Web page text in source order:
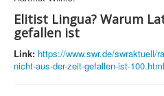
Elitist Lingua? Warum
gefallen ist
Link: https://www.swr.de/swraktuell/
nicht-aus-der-zeit-gefallen-ist-100.html